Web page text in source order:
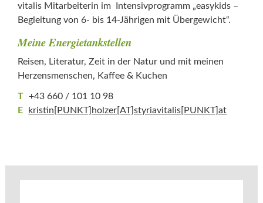
vitalis Mitarbeiterin im Intensivprogramm „easykids –
Begleitung von 6- bis 14-Jährigen mit Übergewicht“.
Meine Energietankstellen
Reisen, Literatur, Zeit in der Natur und mit meinen
Herzensmenschen, Kaffee & Kuchen
T +43 660 / 101 10 98
E
kristin[PUNKT]holzer[AT]​styriavitalis[PUNKT]at